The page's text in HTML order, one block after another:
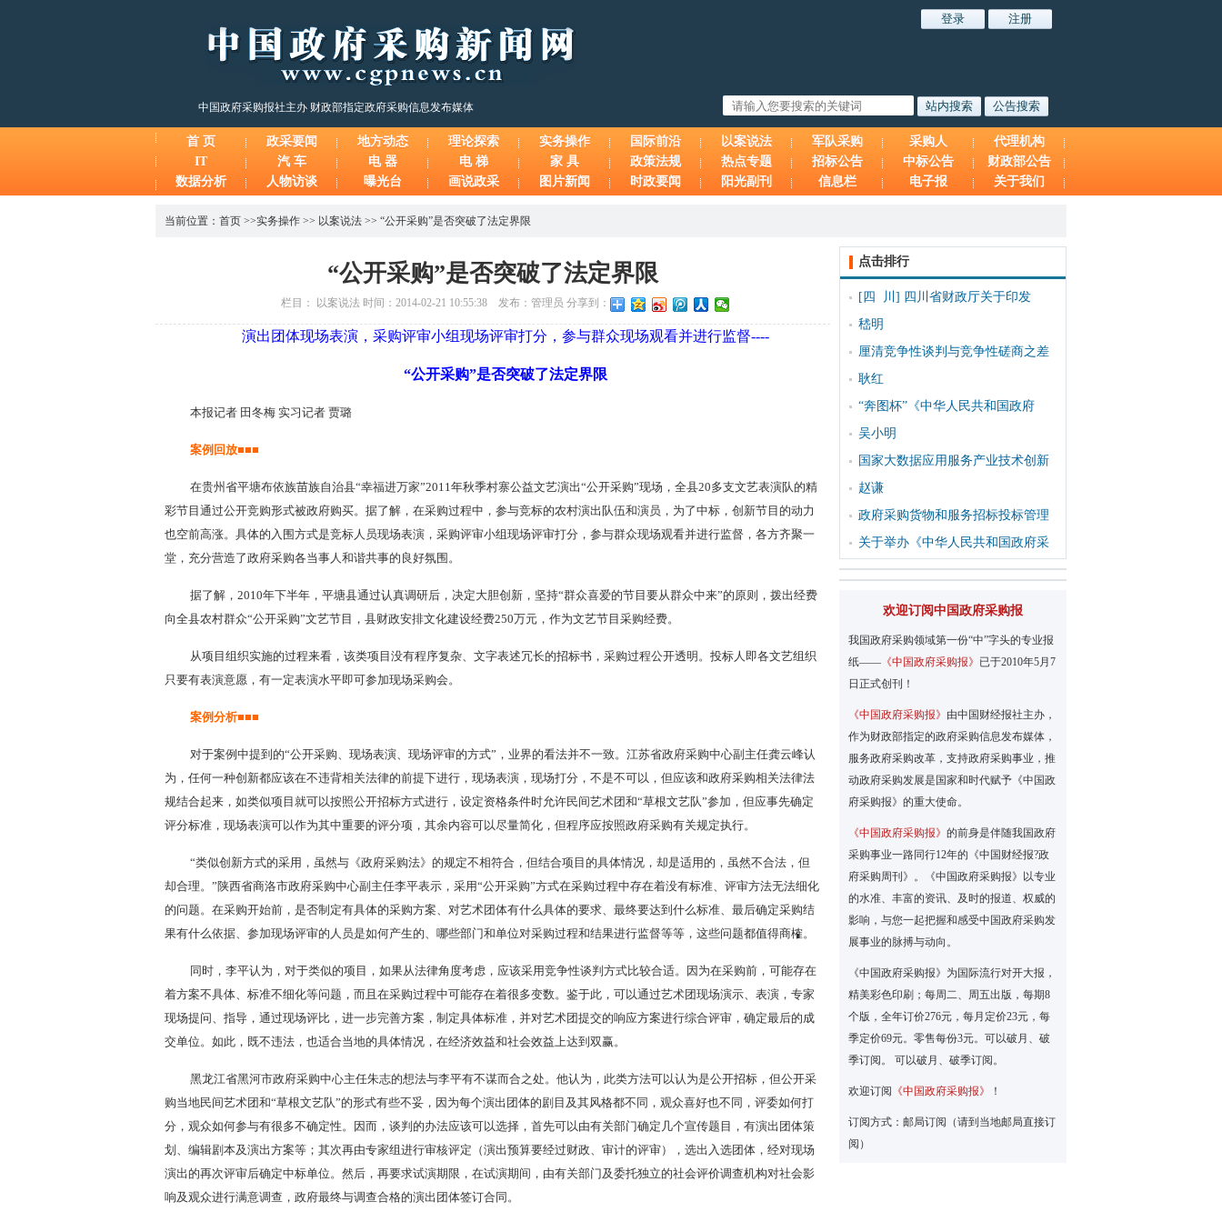
中国政府采购报社主办 财政部指定政府采购信息发布媒体
首 页 政采要闻 地方动态 理论探索 实务操作 国际前沿 以案说法 军队采购 采购人
代理机构
IT
汽 车 电 器 电 梯 家 具 政策法规 热点专题 招标公告 中标公告
财政部公告
数据分析
人物访谈 曝光台 画说政采 图片新闻 时政要闻 阳光副刊 信息栏 电子报 关于我们
当前位置： 首页 >>实务操作 >> 以案说法 >> “公开采购”是否突破了法定界限
“公开采购”是否突破了法定界限
栏目： 以案说法 时间：2014-02-21 10:55:38 发布：管理员 分享到：
演出团体现场表演，采购评审小组现场评审打分，参与群众现场观看并进行监督----
“公开采购”是否突破了法定界限
本报记者 田冬梅 实习记者 贾璐
案例回放■■■
在贵州省平塘布依族苗族自治县“幸福进万家”2011年秋季村寨公益文艺演出“公开采购”现场，全县20多支文艺表演队的精
彩节目通过公开竞购形式被政府购买。据了解，在采购过程中，参与竞标的农村演出队伍和演员，为了中标，创新节目的动力
也空前高涨。具体的入围方式是竞标人员现场表演，采购评审小组现场评审打分，参与群众现场观看并进行监督，各方齐聚一
堂，充分营造了政府采购各当事人和谐共事的良好氛围。
据了解，2010年下半年，平塘县通过认真调研后，决定大胆创新，坚持“群众喜爱的节目要从群众中来”的原则，拨出经费
向全县农村群众“公开采购”文艺节目，县财政安排文化建设经费250万元，作为文艺节目采购经费。
从项目组织实施的过程来看，该类项目没有程序复杂、文字表述冗长的招标书，采购过程公开透明。投标人即各文艺组织
只要有表演意愿，有一定表演水平即可参加现场采购会。
案例分析■■■
对于案例中提到的“公开采购、现场表演、现场评审的方式”，业界的看法并不一致。江苏省政府采购中心副主任龚云峰认
为，任何一种创新都应该在不违背相关法律的前提下进行，现场表演，现场打分，不是不可以，但应该和政府采购相关法律法
规结合起来，如类似项目就可以按照公开招标方式进行，设定资格条件时允许民间艺术团和“草根文艺队”参加，但应事先确定
评分标准，现场表演可以作为其中重要的评分项，其余内容可以尽量简化，但程序应按照政府采购有关规定执行。
“类似创新方式的采用，虽然与《政府采购法》的规定不相符合，但结合项目的具体情况，却是适用的，虽然不合法，但
却合理。”陕西省商洛市政府采购中心副主任李平表示，采用“公开采购”方式在采购过程中存在着没有标准、评审方法无法细化
的问题。在采购开始前，是否制定有具体的采购方案、对艺术团体有什么具体的要求、最终要达到什么标准、最后确定采购结
果有什么依据、参加现场评审的人员是如何产生的、哪些部门和单位对采购过程和结果进行监督等等，这些问题都值得商榷。
同时，李平认为，对于类似的项目，如果从法律角度考虑，应该采用竞争性谈判方式比较合适。因为在采购前，可能存在
着方案不具体、标准不细化等问题，而且在采购过程中可能存在着很多变数。鉴于此，可以通过艺术团现场演示、表演，专家
现场提问、指导，通过现场评比，进一步完善方案，制定具体标准，并对艺术团提交的响应方案进行综合评审，确定最后的成
交单位。如此，既不违法，也适合当地的具体情况，在经济效益和社会效益上达到双赢。
黑龙江省黑河市政府采购中心主任朱志的想法与李平有不谋而合之处。他认为，此类方法可以认为是公开招标，但公开采
购当地民间艺术团和“草根文艺队”的形式有些不妥，因为每个演出团体的剧目及其风格都不同，观众喜好也不同，评委如何打
分，观众如何参与有很多不确定性。因而，谈判的办法应该可以选择，首先可以由有关部门确定几个宣传题目，有演出团体策
划、编辑剧本及演出方案等；其次再由专家组进行审核评定（演出预算要经过财政、审计的评审），选出入选团体，经对现场
演出的再次评审后确定中标单位。然后，再要求试演期限，在试演期间，由有关部门及委托独立的社会评价调查机构对社会影
响及观众进行满意调查，政府最终与调查合格的演出团体签订合同。
点击排行
[四 川] 四川省财政厅关于印发
嵇明
厘清竞争性谈判与竞争性磋商之差
耿红
“奔图杯”《中华人民共和国政府
吴小明
国家大数据应用服务产业技术创新
赵谦
政府采购货物和服务招标投标管理
关于举办《中华人民共和国政府采
欢迎订阅中国政府采购报
我国政府采购领域第一份“中”字头的专业报
纸—— 《中国政府采购报》 已于2010年5月7
日正式创刊！
《中国政府采购报》 由中国财经报社主办，
作为财政部指定的政府采购信息发布媒体，
服务政府采购改革，支持政府采购事业，推
动政府采购发展是国家和时代赋予《中国政
府采购报》的重大使命。
《中国政府采购报》 的前身是伴随我国政府
采购事业一路同行12年的《中国财经报?政
府采购周刊》。《中国政府采购报》以专业
的水准、丰富的资讯、及时的报道、权威的
影响，与您一起把握和感受中国政府采购发
展事业的脉搏与动向。
《中国政府采购报》为国际流行对开大报，
精美彩色印刷；每周二、周五出版，每期8
个版，全年订价276元，每月定价23元，每
季定价69元。零售每份3元。可以破月、破
季订阅。 可以破月、破季订阅。
欢迎订阅 《中国政府采购报》 ！
订阅方式：邮局订阅（请到当地邮局直接订
阅）